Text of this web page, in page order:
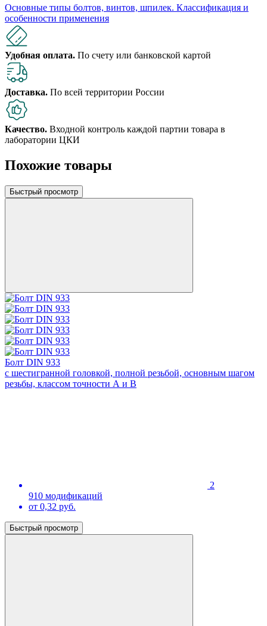
Основные типы болтов, винтов, шпилек. Классификация и
особенности применения
Удобная оплата. По счету или банковской картой
Доставка. По всей территории России
Качество. Входной контроль каждой партии товара в
лаборатории ЦКИ
Похожие товары
Быстрый просмотр
Болт DIN 933
с шестигранной головкой, полной резьбой, основным шагом
резьбы, классом точности А и В
2
910 модификаций
от 0,32 руб.
Быстрый просмотр